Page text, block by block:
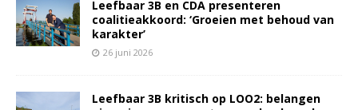
Leefbaar 3B en CDA presenteren
coalitieakkoord: ‘Groeien met behoud van
karakter’
26 juni 2026
Leefbaar 3B kritisch op LOO2: belangen